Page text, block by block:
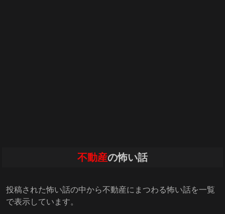
不動産の怖い話
投稿された怖い話の中から不動産にまつわる怖い話を一覧
で表示しています。